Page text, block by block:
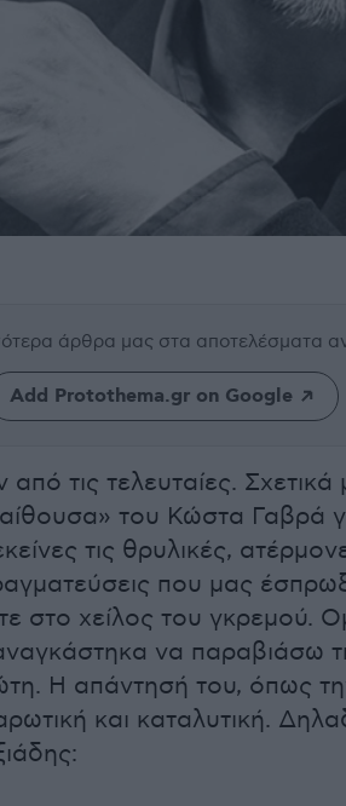
άρθρα μας στα αποτελέσματα
Add Protothema.gr on Google
τις τελευταίες. Σχετικά
του Κώστα Γαβρά
τις θρυλικές,
που μας
στο χείλος του γκρεμού.
να παραβιάσω
Η απάντησή του, όπως
και καταλυτική.